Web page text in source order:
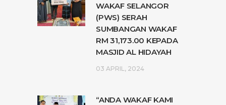
WAKAF SELANGOR
(PWS) SERAH
SUMBANGAN WAKAF
RM 31,173.00 KEPADA
MASJID AL HIDAYAH
03 APRIL, 2024
“ANDA WAKAF KAMI